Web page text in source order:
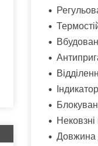
Нековзні
Довжина